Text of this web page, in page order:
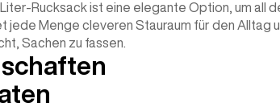
Rucksack ist eine elegante Option, um all
jede Menge cleveren Stauraum für den Alltag
Sachen zu fassen.